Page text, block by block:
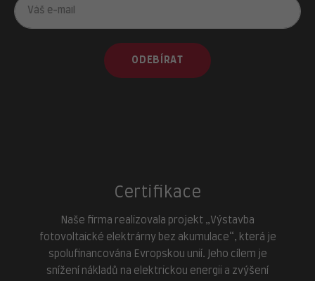
ODEBÍRAT
Certifikace
Naše firma realizovala projekt „Výstavba
fotovoltaické elektrárny bez akumulace“, která je
spolufinancována Evropskou unií. Jeho cílem je
snížení nákladů na elektrickou energii a zvýšení